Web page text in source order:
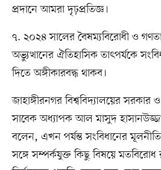
প্রদানে আমরা দৃঢ়প্রতিজ্ঞ।
৭. ২০২৪ সালের বৈষম্যবিরোধী ও
অভ্যুত্থানের ঐতিহাসিক তাৎপর্যকে
দিতে অঙ্গীকারবদ্ধ থাকব।
জাহাঙ্গীরনগর বিশ্ববিদ্যালয়ের সরকার
সাবেক অধ্যাপক আল মাসুদ
বলেন, এখন পর্যন্ত সংবিধানের
সঙ্গে সম্পর্কযুক্ত কিছু বিষয়ে